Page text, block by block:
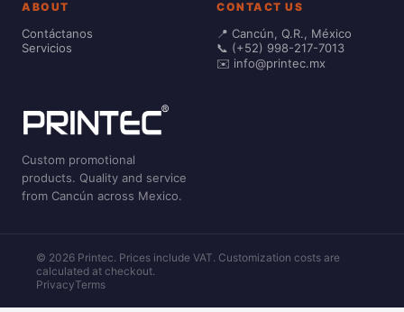
ABOUT
Contáctanos
Servicios
CONTACT US
📍 Cancún, Q.R., México
📞 (+52) 998-217-7013
✉️ info@printec.mx
Custom promotional
products. Quality and service
from Cancún across Mexico.
© 2026 Printec. Prices include VAT. Customization costs are
calculated at checkout.
PrivacyTerms